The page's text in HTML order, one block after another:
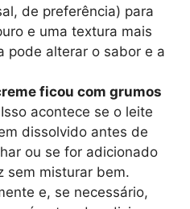
de preferência) para
e uma textura mais
pode alterar o sabor e a
ficou com grumos
Isso acontece se o leite
dissolvido antes de
ou se for adicionado
sem misturar bem.
e, se necessário,